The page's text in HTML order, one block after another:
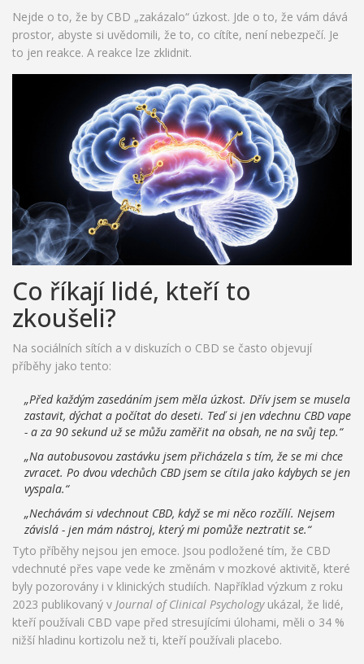
Nejde o to, že by CBD „zakázalo“ úzkost. Jde o to, že vám dává
prostor, abyste si uvědomili, že to, co cítíte, není nebezpečí. Je
to jen reakce. A reakce lze zklidnit.
Co říkají lidé, kteří to
zkoušeli?
Na sociálních sítích a v diskuzích o CBD se často objevují
příběhy jako tento:
„Před každým zasedáním jsem měla úzkost. Dřív jsem se musela
zastavit, dýchat a počítat do deseti. Teď si jen vdechnu CBD vape
- a za 90 sekund už se můžu zaměřit na obsah, ne na svůj tep.“
„Na autobusovou zastávku jsem přicházela s tím, že se mi chce
zvracet. Po dvou vdechůch CBD jsem se cítila jako kdybych se jen
vyspala.“
„Nechávám si vdechnout CBD, když se mi něco rozčílí. Nejsem
závislá - jen mám nástroj, který mi pomůže neztratit se.“
Tyto příběhy nejsou jen emoce. Jsou podložené tím, že CBD
vdechnuté přes vape vede ke změnám v mozkové aktivitě, které
byly pozorovány i v klinických studiích. Například výzkum z roku
2023 publikovaný v Journal of Clinical Psychologyukázal, že lidé,
kteří používali CBD vape před stresujícími úlohami, měli o 34 %
nižší hladinu kortizolu než ti, kteří používali placebo.